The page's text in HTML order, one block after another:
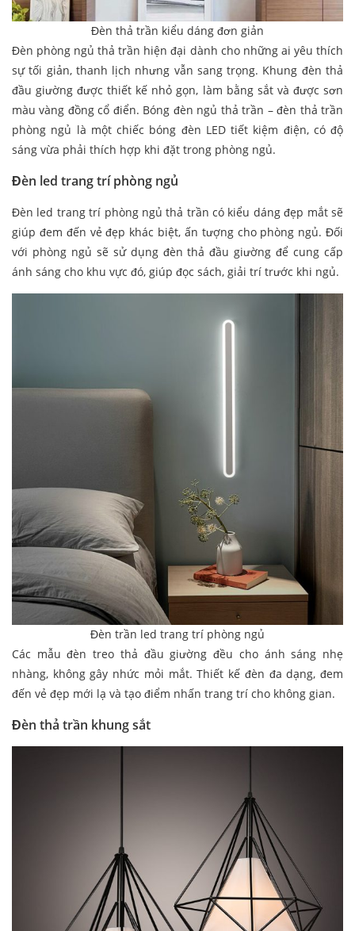
Đèn thả trần kiểu dáng đơn giản
Đèn phòng ngủ thả trần hiện đại dành cho những ai yêu thích
sự tối giản, thanh lịch nhưng vẫn sang trọng. Khung đèn thả
đầu giường được thiết kế nhỏ gọn, làm bằng sắt và được sơn
màu vàng đồng cổ điển. Bóng đèn ngủ thả trần – đèn thả trần
phòng ngủ là một chiếc bóng đèn LED tiết kiệm điện, có độ
sáng vừa phải thích hợp khi đặt trong phòng ngủ.
Đèn led trang trí phòng ngủ
Đèn led trang trí phòng ngủ thả trần có kiểu dáng đẹp mắt sẽ
giúp đem đến vẻ đẹp khác biệt, ấn tượng cho phòng ngủ. Đối
với phòng ngủ sẽ sử dụng đèn thả đầu giường để cung cấp
ánh sáng cho khu vực đó, giúp đọc sách, giải trí trước khi ngủ.
Đèn trần led trang trí phòng ngủ
Các mẫu đèn treo thả đầu giường đều cho ánh sáng nhẹ
nhàng, không gây nhức mỏi mắt. Thiết kế đèn đa dạng, đem
đến vẻ đẹp mới lạ và tạo điểm nhấn trang trí cho không gian.
Đèn thả trần khung sắt